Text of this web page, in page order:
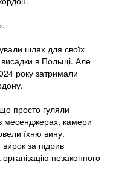
шлях для своїх
висадки в Польщі. Але
року затримали
просто гуляли
месенджерах, камери
їхню вину.
за підрив
незаконного